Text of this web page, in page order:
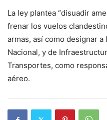
La ley plantea “disuadir
frenar los vuelos
armas, así como designar
Nacional, y de
Transportes, como
aéreo.